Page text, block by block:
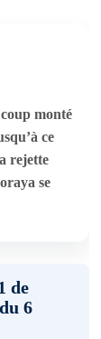
monté
ce
rejette
se
de
6